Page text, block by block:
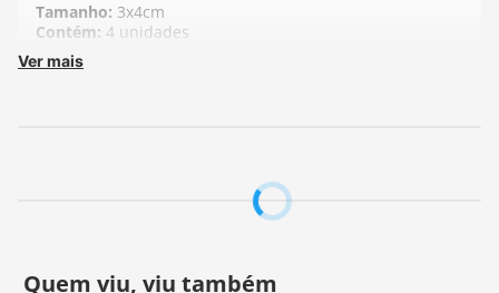
Tamanho: 3x4cm
Contém: 4 unidades
Fabricante:
Ver mais